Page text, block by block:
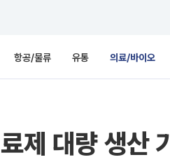
항공/물류 유통 의료/바이오
제 대량 생산